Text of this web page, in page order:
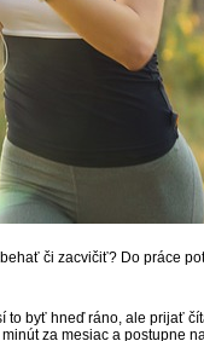
či zacvičiť? Do práce
to byť hneď ráno, ale prijať
za mesiac a postupne